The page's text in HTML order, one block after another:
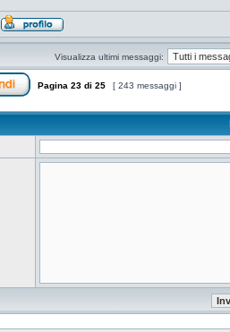
Visualizza ultimi messaggi:
Pagina 23 di 25 [ 243 messaggi ]